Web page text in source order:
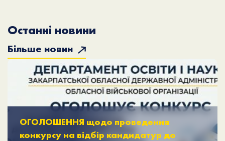
Останні новини
Більше новин
ОГОЛОШЕННЯ щодо проведення
конкурсу на відбір кандидатур до